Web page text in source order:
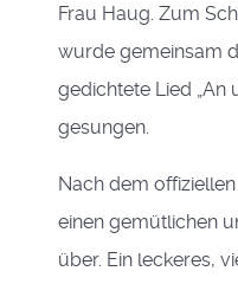
Frau Haug. Zum
wurde gemeinsam
gedichtete Lied „An
gesungen.
Nach dem
einen gemütlichen
über. Ein leckeres,